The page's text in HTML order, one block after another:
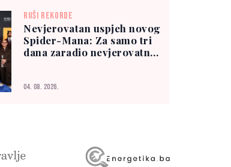
RUŠI REKORDE
Nevjerovatan uspjeh novog
Spider-Mana: Za samo tri
dana zaradio nevjerovatnih
04. 08. 2026.